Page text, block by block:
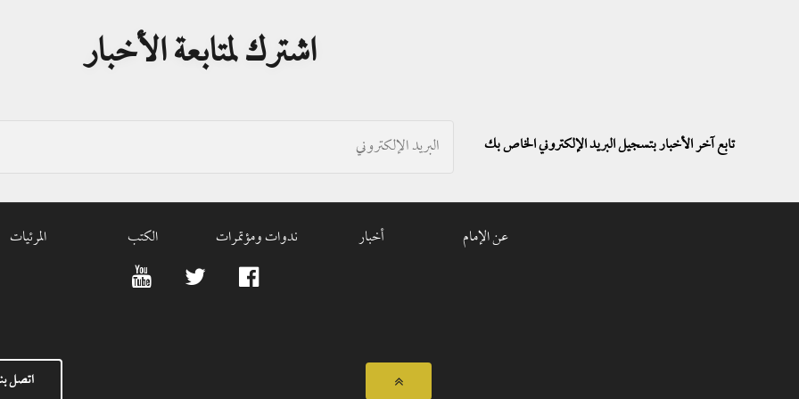
اشترك لمتابعة الأخبار
تابع آخر الأخبار بتسجيل البريد الإلكتروني الخاص بك
عن الإمام أخبار ندوات ومؤتمرات الكتب المرئيات
اتصل